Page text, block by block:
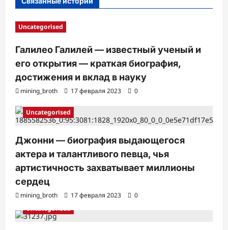
Uncategorised
Галилео Галилей — известный ученый и
его открытия — краткая биография,
достижения и вклад в науку
mining_broth 17 февраля 2023 0
Uncategorised
Джонни — биография выдающегося
актера и талантливого певца, чья
артистичность захватывает миллионы
сердец
mining_broth 17 февраля 2023
0
Uncategorised